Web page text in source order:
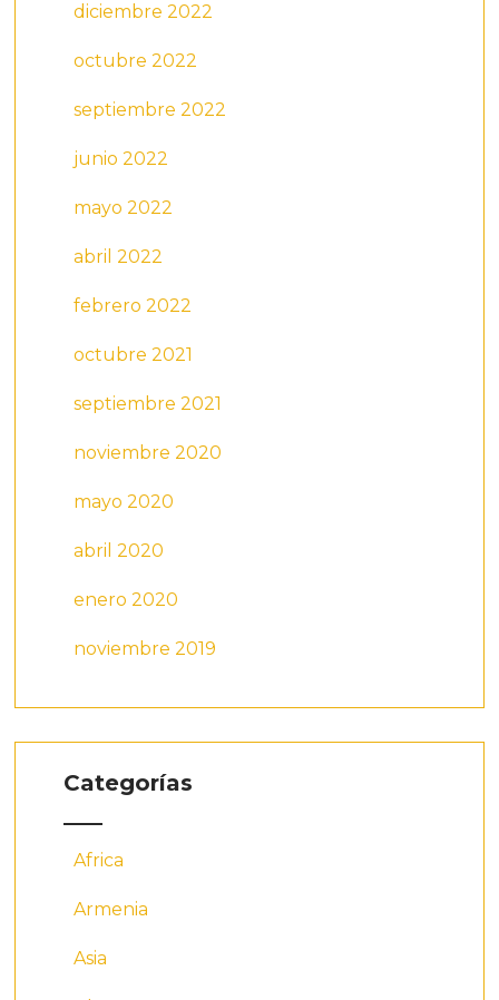
diciembre 2022
octubre 2022
septiembre 2022
junio 2022
mayo 2022
abril 2022
febrero 2022
octubre 2021
septiembre 2021
noviembre 2020
mayo 2020
abril 2020
enero 2020
noviembre 2019
Categorías
Africa
Armenia
Asia